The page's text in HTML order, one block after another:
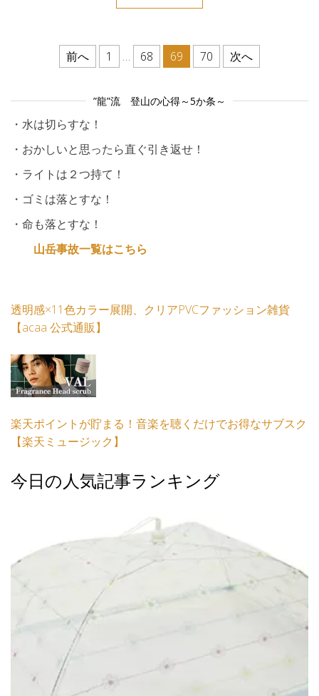
投稿のページ送り
前へ 1 … 68 69 70 次へ
”龍”流 登山の心得～5か条～
・水は切らすな！
・おかしいと思ったら直ぐ引き返せ！
・ライトは２つ持て！
・ゴミは落とすな！
・命も落とすな！
山岳事故一覧はこちら
透明感×11色カラー展開、クリアPVCファッション雑貨
【acaa 公式通販】
楽天ポイントが貯まる！音楽を聴くだけでお得なサブスク
【楽天ミュージック】
今日の人気記事ランキング